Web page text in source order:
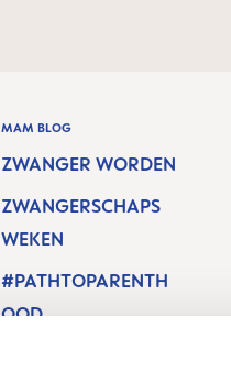
MAM BLOG
ZWANGER WORDEN
ZWANGERSCHAPS
WEKEN
#PATHTOPARENTH
OOD